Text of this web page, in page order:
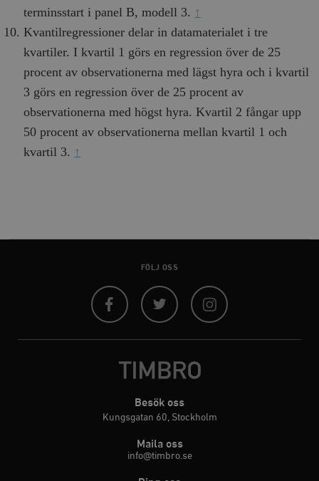
terminsstart i panel B, modell 3. ↑
Kvantilregressioner delar in datamaterialet i tre
kvartiler. I kvartil 1 görs en regression över de 25
procent av observationerna med lägst hyra och i kvartil
3 görs en regression över de 25 procent av
observationerna med högst hyra. Kvartil 2 fångar upp
50 procent av observationerna mellan kvartil 1 och
kvartil 3. ↑
FÖLJ OSS
Besök oss
Kungsgatan 60, Stockholm
Maila oss
info@timbro.se